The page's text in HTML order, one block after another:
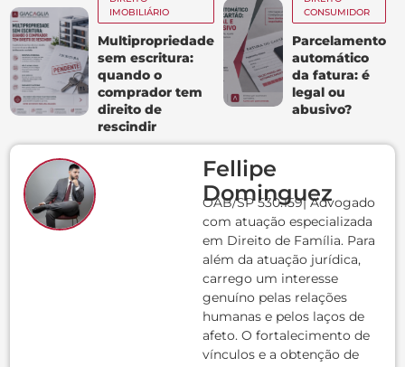
Fellipe
Dominguez
OAB/SP 530.159| Advogado
com atuação especializada
em Direito de Família. Para
além da atuação jurídica,
carrego um interesse
genuíno pelas relações
humanas e pelos laços de
afeto. O fortalecimento de
vínculos e a obtenção de
IMOBILIÁRIO
Multipropriedade
sem escritura:
quando o
comprador tem
direito de
rescindir
CONSUMIDOR
Parcelamento
automático
da fatura: é
legal ou
abusivo?